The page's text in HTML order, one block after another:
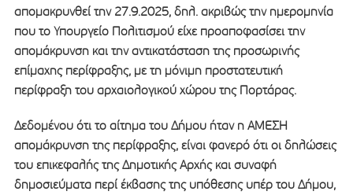
απομακρυνθεί την 27.9.2025, δηλ. ακριβώς την ημερομηνία
που το Υπουργείο Πολιτισμού είχε προαποφασίσει την
απομάκρυνση και την αντικατάσταση της προσωρινής
επίμαχης περίφραξης, με τη μόνιμη προστατευτική
περίφραξη του αρχαιολογικού χώρου της Πορτάρας.
Δεδομένου ότι το αίτημα του Δήμου ήταν η ΑΜΕΣΗ
απομάκρυνση της περίφραξης, είναι φανερό ότι οι δηλώσεις
του επικεφαλής της Δημοτικής Αρχής και συναφή
δημοσιεύματα περί έκβασης της υπόθεσης υπέρ του Δήμου,